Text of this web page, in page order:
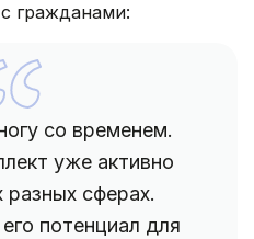
гражданами:
со временем.
уже активно
сферах.
потенциал для